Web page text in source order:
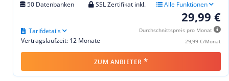
50 Datenbanken SSL Zertifikat inkl. Alle Funktionen
29,99 €
Durchschnittspreis pro Monat
29,99 €/Monat
Vertragslaufzeit: 12 Monate
Tarifdetails
ZUM ANBIETER *